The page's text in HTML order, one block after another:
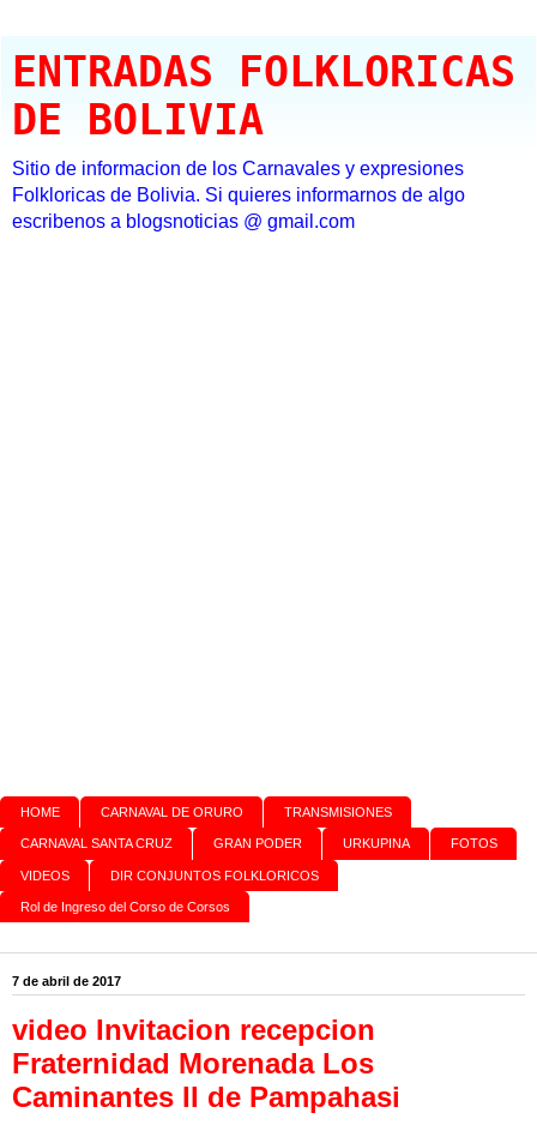
ENTRADAS FOLKLORICAS
DE BOLIVIA
Sitio de informacion de los Carnavales y expresiones
Folkloricas de Bolivia. Si quieres informarnos de algo
escribenos a blogsnoticias @ gmail.com
HOME CARNAVAL DE ORURO TRANSMISIONES
CARNAVAL SANTA CRUZ GRAN PODER URKUPINA FOTOS
VIDEOS DIR CONJUNTOS FOLKLORICOS
Rol de Ingreso del Corso de Corsos
7 de abril de 2017
video Invitacion recepcion
Fraternidad Morenada Los
Caminantes II de Pampahasi